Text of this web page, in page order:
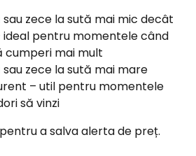
sau zece la sută mai mic decât
pentru momentele când
cumperi mai mult
zece la sută mai mare
– util pentru momentele
să vinzi
a salva alerta de preț.